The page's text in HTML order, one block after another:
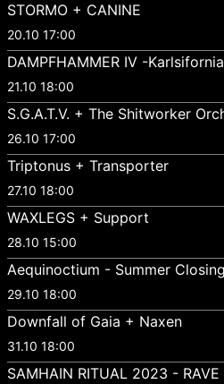
STORMO + CANINE
20.10 17:00
DAMPFHAMMER IV -Karlsifornia
21.10 18:00
S.G.A.T.V. + The Shitworker
26.10 17:00
Triptonus + Transporter
27.10 18:00
WAXLEGS + Support
28.10 15:00
Aequinoctium - Summer
29.10 18:00
Downfall of Gaia + Naxen
31.10 18:00
SAMHAIN RITUAL 2023 -